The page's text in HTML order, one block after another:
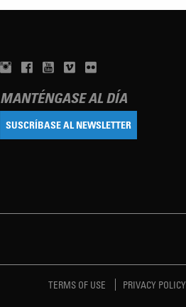
MANTÉNGASE AL DÍA
SUSCRÍBASE AL NEWSLETTER
TERMS OF USE PRIVACY POLICY